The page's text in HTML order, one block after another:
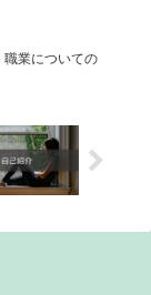
職業についての